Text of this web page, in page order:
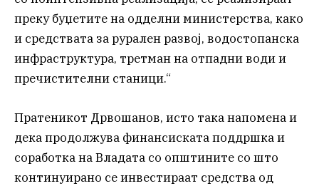
преку буџетите на одделни министерства, како
и средствата за рурален развој, водостопанска
инфраструктура, третман на отпадни води и
пречистителни станици.“
Пратеникот Дрвошанов, исто така напомена и
дека продолжува финансиската поддршка и
соработка на Владата со општините со што
континуирано се инвестираат средства од